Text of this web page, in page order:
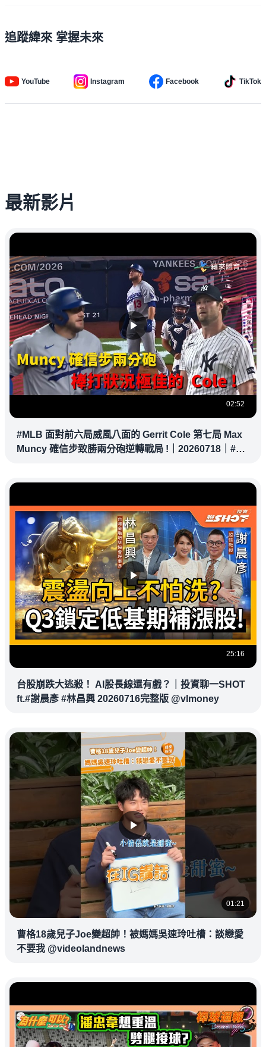
追蹤緯來 掌握未來
YouTube Instagram Facebook TikTok
最新影片
02:52
#MLB 面對前六局威風八面的 Gerrit Cole 第七局 Max
Muncy 確信步致勝兩分砲逆轉戰局 !｜20260718｜#洛
25:16
台股崩跌大逃殺！ AI股長線還有戲？｜投資聊一SHOT
ft.#謝晨彥 #林昌興 20260716完整版 @vlmoney
01:21
曹格18歲兒子Joe變超帥！被媽媽吳速玲吐槽：談戀愛
不要我 @videolandnews